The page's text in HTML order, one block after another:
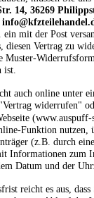
14, 36269
mit der Post
diesen Vertrag zu
Muster-
ist.
auch online unter
widerrufen"
(www.auspuff-
Funktion
(z.B. durch
Informationen zum
Datum und der
reicht es aus,